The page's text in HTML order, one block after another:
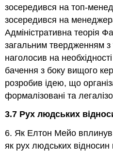
зосередився на топ-
зосередився на
Адміністративна теорія
загальним твердженням з
наголосив на
бачення з боку вищого
розробив ідею, що
формалізовані та
3.7 Рух людських
6. Як Елтон Мейо вплинув
як рух людських